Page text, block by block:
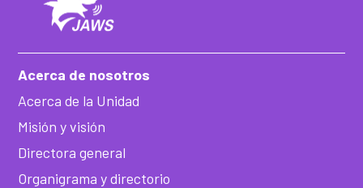
Acerca de nosotros
Acerca de la Unidad
Misión y visión
Directora general
Organigrama y directorio